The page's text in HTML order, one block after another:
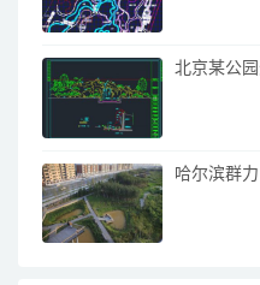
北京某公
哈尔滨群